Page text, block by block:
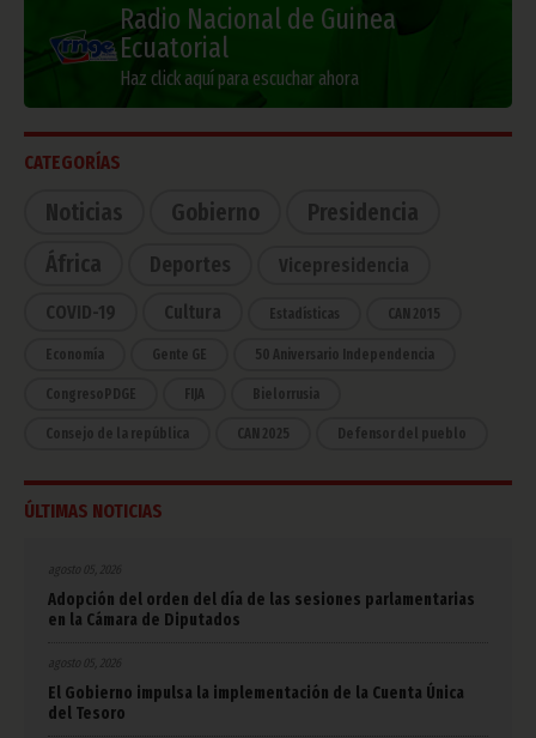
Radio Nacional de Guinea
Ecuatorial
Haz click aquí para escuchar ahora
CATEGORÍAS
Noticias Gobierno
Presidencia
África
Deportes Vicepresidencia
COVID-19 Cultura Estadísticas CAN 2015
Economía Gente GE 50 Aniversario Independencia
CongresoPDGE FIJA Bielorrusia
Consejo de la república CAN 2025 Defensor del pueblo
ÚLTIMAS NOTICIAS
agosto 05, 2026
Adopción del orden del día de las sesiones parlamentarias
en la Cámara de Diputados
agosto 05, 2026
El Gobierno impulsa la implementación de la Cuenta Única
del Tesoro